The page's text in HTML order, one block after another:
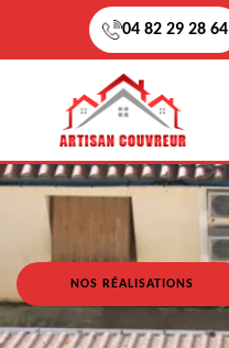
04 82 29 28 64
NOS RÉALISATIONS